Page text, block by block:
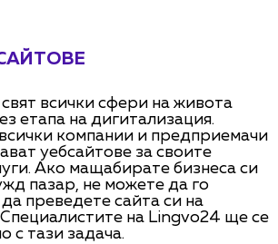
всички сфери на живота
етапа на дигитализация.
компании и предприемачи
уебсайтове за своите
Ако мащабирате бизнеса си
пазар, не можете да го
преведете сайта си на
Специалистите на Lingvo24 ще се
с тази задача.